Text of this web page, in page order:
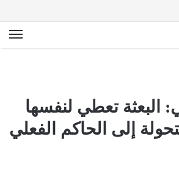
البعثة تعطي لنفسها
إلى الحاكم الفعلي